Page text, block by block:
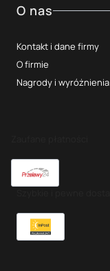
O nas
Kontakt i dane firmy
O firmie
Nagrody i wyróżnienia